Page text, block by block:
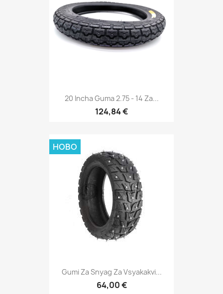
20 Incha Guma 2.75 - 14 Za...
124,84 €
Gumi Za Snyag Za Vsyakakvi...
64,00 €
НОВО